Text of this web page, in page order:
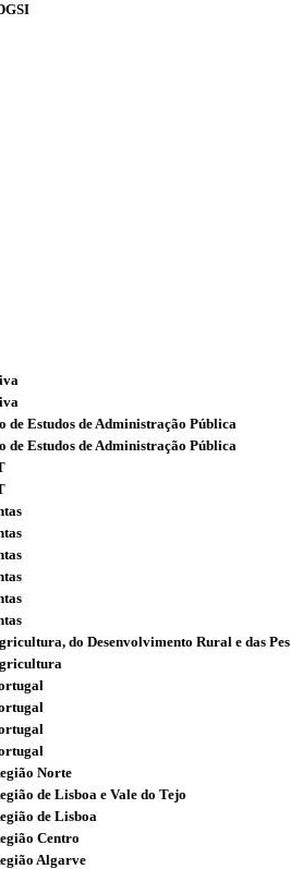
de Estudos de Administração Pública
de Estudos de Administração Pública
do Desenvolvimento Rural e das
Norte
de Lisboa e Vale do Tejo
de Lisboa
Centro
Algarve